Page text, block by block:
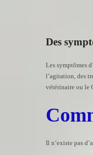
Des
Les symptômes
l’agitation, des
vétérinaire ou le
Il n’existe pas